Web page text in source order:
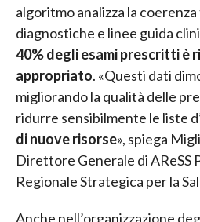
algoritmo analizza la
diagnostiche e linee guida
40% degli esami prescritti è
appropriato. «Questi dati
migliorando la qualità delle
ridurre sensibilmente le liste
di nuove risorse», spiega
Direttore Generale di AReSS
Regionale Strategica per la
Anche nell’organizzazione